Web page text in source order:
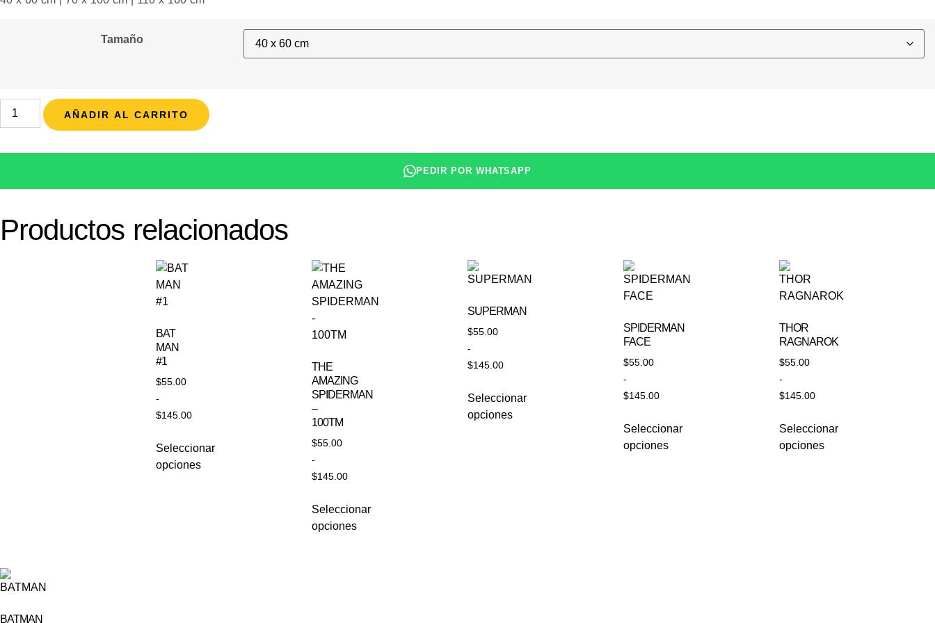
Tamaño
AÑADIR AL CARRITO
PEDIR POR WHATSAPP
Productos relacionados
BAT
MAN
#1
$55.00
-
$145.00
Seleccionar
opciones
THE
AMAZING
SPIDERMAN
–
100TM
$55.00
-
$145.00
Seleccionar
opciones
SUPERMAN
$55.00
-
$145.00
Seleccionar
opciones
SPIDERMAN
FACE
$55.00
-
$145.00
Seleccionar
opciones
THOR
RAGNAROK
$55.00
-
$145.00
Seleccionar
opciones
BATMAN